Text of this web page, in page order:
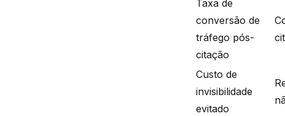
Taxa de
conversão de
tráfego pós-
citação
Custo de
invisibilidade
evitado